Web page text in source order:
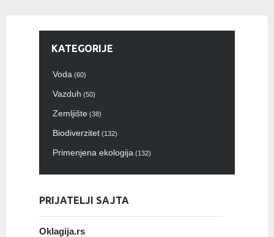
KATEGORIJE
Voda (60)
Vazduh (50)
Zemljište (38)
Biodiverzitet (132)
Primenjena ekologija (132)
PRIJATELJI SAJTA
Oklagija.rs